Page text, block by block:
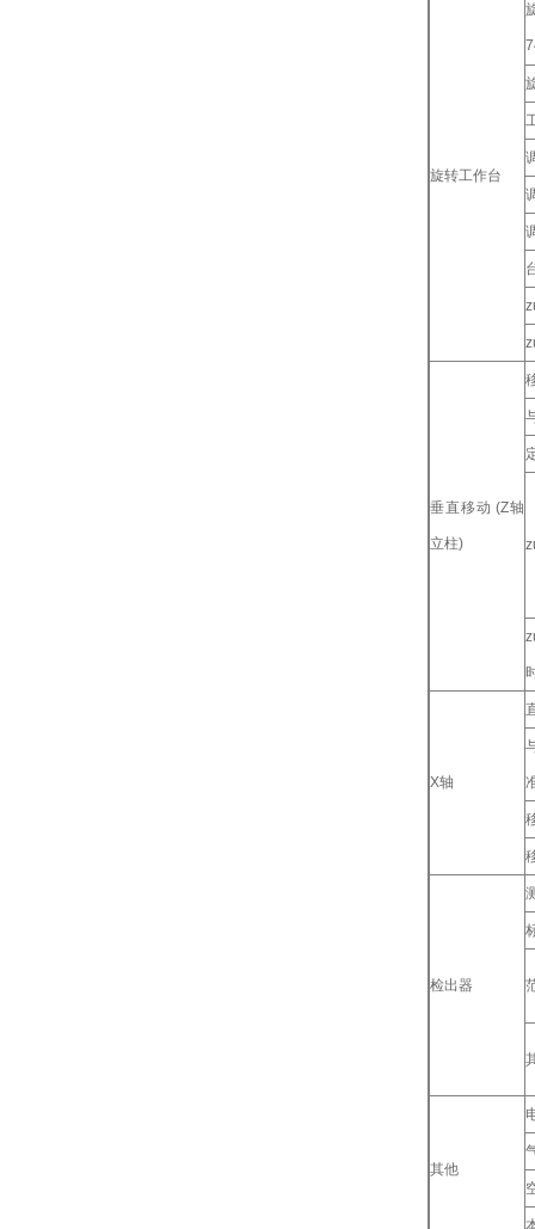
旋转工作台
垂直移动 (Z轴
立柱)
X轴
检出器
其他